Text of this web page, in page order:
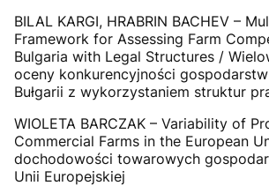
BILAL KARGI, HRABRIN BACHEV –
Framework for Assessing Farm
Bulgaria with Legal Structures /
oceny konkurencyjności
Bułgarii z wykorzystaniem struktur
WIOLETA BARCZAK – Variability of
Commercial Farms in the European
dochodowości towarowych
Unii Europejskiej